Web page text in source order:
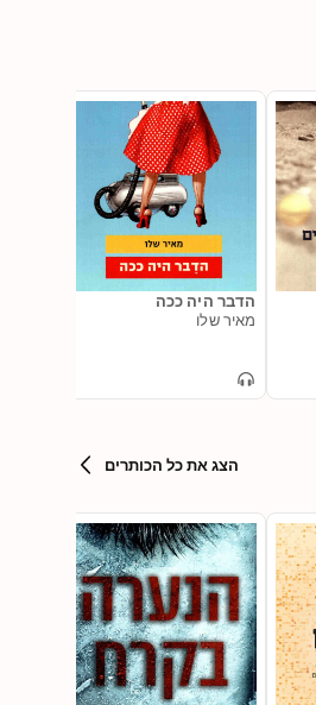
הדבר היה ככה
מאיר שלו
הצג את כל הכותרים